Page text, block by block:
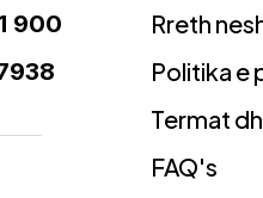
900
Rreth
Politika e
Termat
FAQ's